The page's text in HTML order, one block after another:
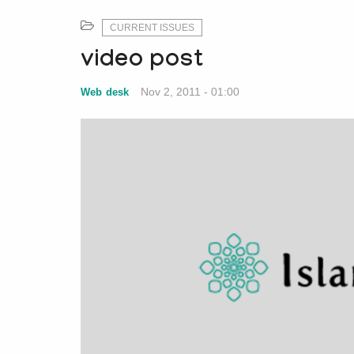
CURRENT ISSUES
video post
Web desk Nov 2, 2011 - 01:00